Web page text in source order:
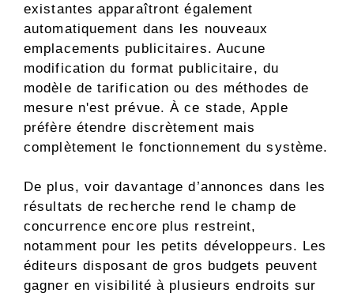
existantes apparaîtront également
automatiquement dans les nouveaux
emplacements publicitaires. Aucune
modification du format publicitaire, du
modèle de tarification ou des méthodes de
mesure n'est prévue. À ce stade, Apple
préfère étendre discrètement mais
complètement le fonctionnement du système.
De plus, voir davantage d’annonces dans les
résultats de recherche rend le champ de
concurrence encore plus restreint,
notamment pour les petits développeurs. Les
éditeurs disposant de gros budgets peuvent
gagner en visibilité à plusieurs endroits sur